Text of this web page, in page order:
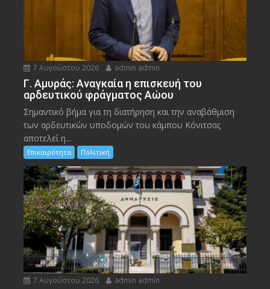
7 Αυγούστου 2026 admin admin
Γ. Αμυράς: Αναγκαία η επισκευή του
αρδευτικού φράγματος Αώου
Σημαντικό βήμα για τη διατήρηση και την αναβάθμιση
των αρδευτικών υποδομών του κάμπου Κόνιτσας
αποτελεί η...
Επικαιρότητα Πολιτική
7 Αυγούστου 2026 admin admin